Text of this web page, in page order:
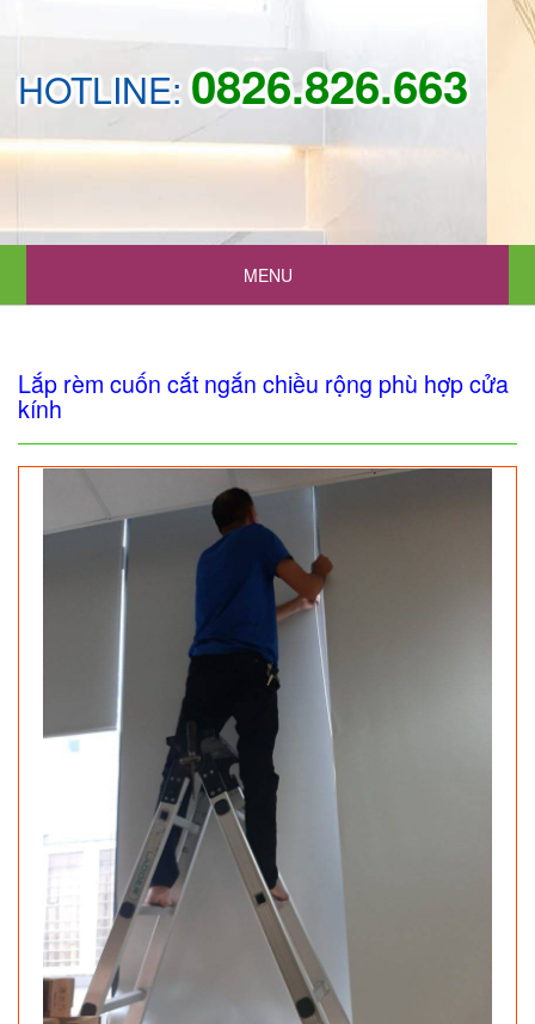
HOTLINE:0826.826.663
MENU
Lắp rèm cuốn cắt ngắn chiều rộng phù hợp cửa
kính